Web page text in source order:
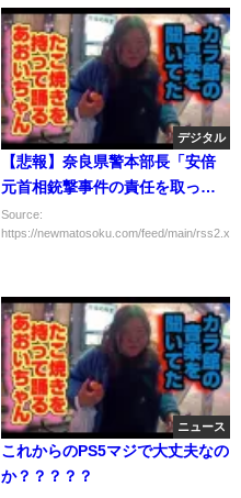
デジタル
【悲報】奈良県警本部長「安倍
元首相銃撃事件の責任を取って
辞職します????」→結果ｗｗｗ
ｗｗｗｗｗｗｗ
Source:
https://newmatosoku.com/feed/main/
ニュース
これからのPS5マジで大丈夫なの
か？？？？？